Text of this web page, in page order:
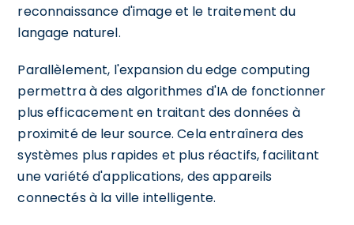
reconnaissance d'image et le traitement du
langage naturel.
Parallèlement, l'expansion du edge computing
permettra à des algorithmes d'IA de fonctionner
plus efficacement en traitant des données à
proximité de leur source. Cela entraînera des
systèmes plus rapides et plus réactifs, facilitant
une variété d'applications, des appareils
connectés à la ville intelligente.